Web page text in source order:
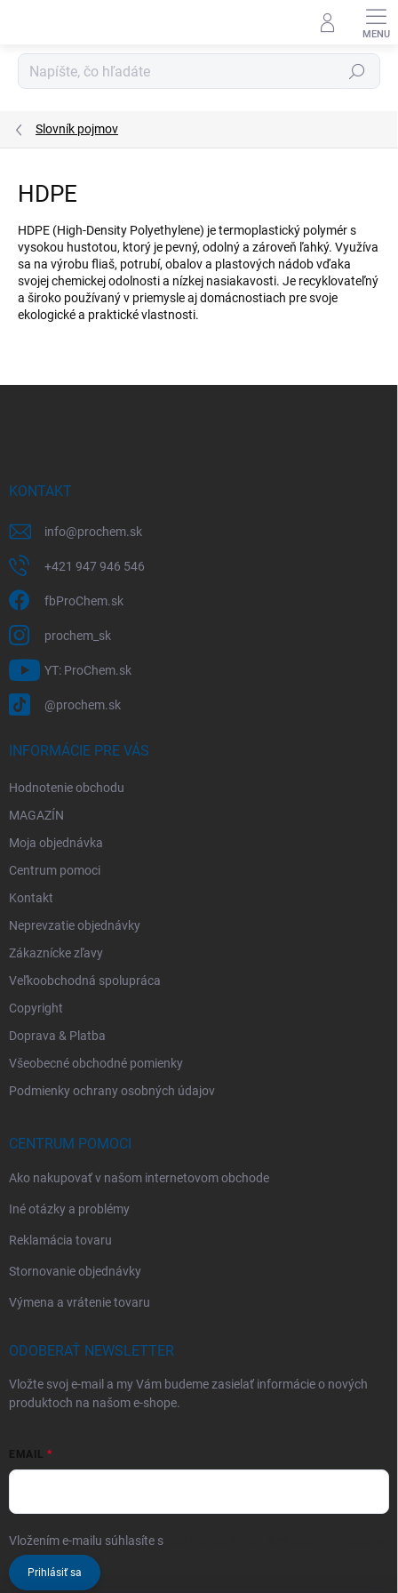
Hľadať
Slovník pojmov
HDPE
HDPE (High-Density Polyethylene) je termoplastický polymér s
vysokou hustotou, ktorý je pevný, odolný a zároveň ľahký. Využíva
sa na výrobu fliaš, potrubí, obalov a plastových nádob vďaka
svojej chemickej odolnosti a nízkej nasiakavosti. Je recyklovateľný
a široko používaný v priemysle aj domácnostiach pre svoje
ekologické a praktické vlastnosti.
KONTAKT
info@prochem.sk
+421 947 946 546
fbProChem.sk
prochem_sk
YT: ProChem.sk
@prochem.sk
INFORMÁCIE PRE VÁS
Hodnotenie obchodu
MAGAZÍN
Moja objednávka
Centrum pomoci
Kontakt
Neprevzatie objednávky
Zákaznícke zľavy
Veľkoobchodná spolupráca
Copyright
Doprava & Platba
Všeobecné obchodné pomienky
Podmienky ochrany osobných údajov
CENTRUM POMOCI
Ako nakupovať v našom internetovom obchode
Iné otázky a problémy
Reklamácia tovaru
Stornovanie objednávky
Výmena a vrátenie tovaru
ODOBERAŤ NEWSLETTER
Vložte svoj e-mail a my Vám budeme zasielať informácie o nových
produktoch na našom e-shope.
EMAIL
Vložením e-mailu súhlasíte s
Prihlásiť sa